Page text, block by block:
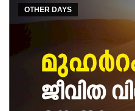
OTHER DAYS